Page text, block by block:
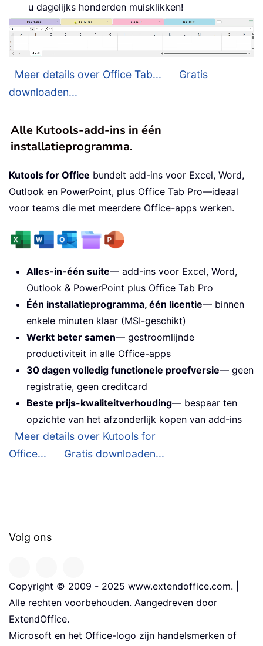
u dagelijks honderden muisklikken!
Meer details over Office Tab...
Gratis
downloaden...
Alle Kutools-add-ins in één
installatieprogramma.
Kutools for Office bundelt add-ins voor Excel, Word,
Outlook en PowerPoint, plus Office Tab Pro—ideaal
voor teams die met meerdere Office-apps werken.
Alles-in-één suite— add-ins voor Excel, Word,
Outlook & PowerPoint plus Office Tab Pro
Één installatieprogramma, één licentie— binnen
enkele minuten klaar (MSI-geschikt)
Werkt beter samen— gestroomlijnde
productiviteit in alle Office-apps
30 dagen volledig functionele proefversie— geen
registratie, geen creditcard
Beste prijs-kwaliteitverhouding— bespaar ten
opzichte van het afzonderlijk kopen van add-ins
Meer details over Kutools for
Office...
Gratis downloaden...
Volg ons
Copyright © 2009 - 2025 www.extendoffice.com. |
Alle rechten voorbehouden. Aangedreven door
ExtendOffice.
Microsoft en het Office-logo zijn handelsmerken of